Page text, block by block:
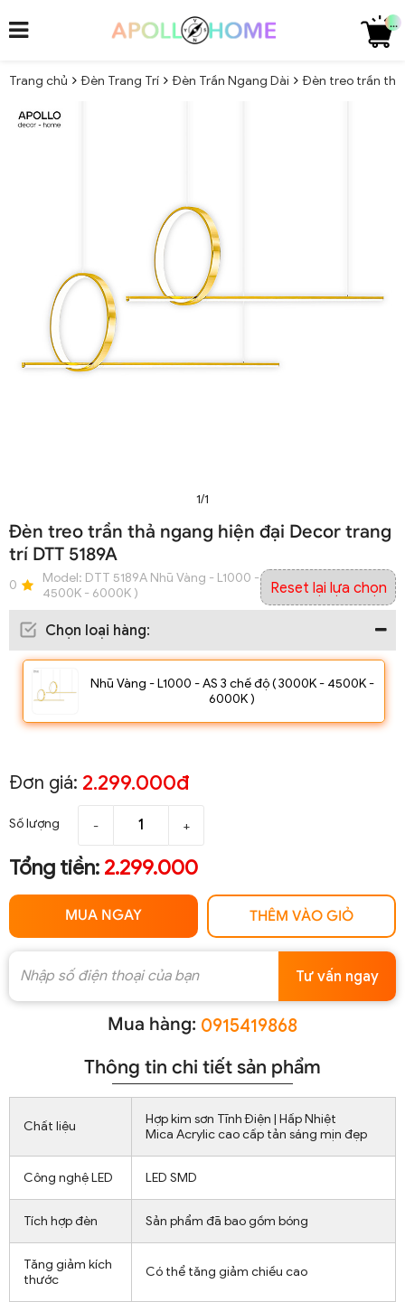
...
Trang chủ Đèn Trang Trí Đèn Trần Ngang Dài Đèn treo trần thả
1/1
Đèn treo trần thả ngang hiện đại Decor trang
trí DTT 5189A
0 Model: DTT 5189A Nhũ Vàng - L1000 - AS 3 chế độ ( 3000K -
4500K - 6000K )
Chọn loại hàng:
Nhũ Vàng - L1000 - AS 3 chế độ ( 3000K - 4500K -
6000K )
Reset lại lựa chọn
Đơn giá: 2.299.000đ
Số lượng - +
Tổng tiền: 2.299.000
MUA NGAY THÊM VÀO GIỎ
Tư vấn ngay
Mua hàng: 0915419868
Thông tin chi tiết sản phẩm
Chất liệu
Hợp kim sơn Tĩnh Điện | Hấp Nhiệt
Mica Acrylic cao cấp tản sáng mịn đẹp
Công nghệ LED LED SMD
Tích hợp đèn Sản phẩm đã bao gồm bóng
Tăng giảm kích
thước
Có thể tăng giảm chiều cao